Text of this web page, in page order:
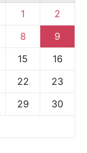
1
2
8
9
15
16
22
23
29
30